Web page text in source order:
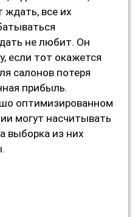
ждать, все их
не любит. Он
если тот окажется
салонов потеря
прибыль.
оптимизированном
могут насчитывать
выборка из них